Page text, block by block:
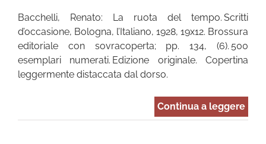
Bacchelli, Renato: La ruota del tempo. Scritti
d’occasione, Bologna, l’Italiano, 1928, 19x12. Brossura
editoriale con sovracoperta; pp. 134, (6). 500
esemplari numerati. Edizione originale. Copertina
leggermente distaccata dal dorso.
Continua a leggere